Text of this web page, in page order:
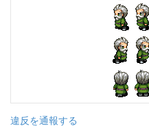
違反を通報する